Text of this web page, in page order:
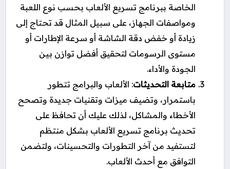
الخاصة ببرنامج تسريع الألعاب بحسب نوع اللعبة
ومواصفات الجهاز، على سبيل المثال قد تحتاج إلى
زيادة أو خفض دقة الشاشة أو سرعة الإطارات أو
مستوى الرسومات لتحقيق أفضل توازن بين
الجودة والأداء.
متابعة التحديثات: الألعاب والبرامج تتطور
باستمرار، وتضيف ميزات وتقنيات جديدة وتصحح
الأخطاء والمشاكل، لذلك عليك أن تحافظ على
تحديث برنامج تسريع الألعاب بشكل منتظم
لتستفيد من آخر التطورات والتحسينات، ولتضمن
التوافق مع أحدث الألعاب.